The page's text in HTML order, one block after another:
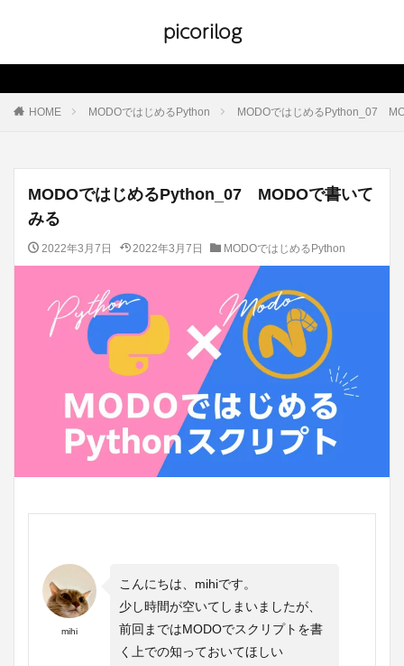
picorilog
HOME MODOではじめるPython MODOではじめるPython_07
MODOではじめるPython_07 MODOで書いて
みる
2022年3月7日 2022年3月7日 MODOではじめるPython
mihi
こんにちは、mihiです。
少し時間が空いてしまいましたが、
前回まではMODOでスクリプトを書
く上での知っておいてほしい